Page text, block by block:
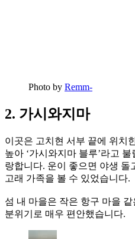
Photo by Remm-
2. 가시와지마
이곳은 고치현 서부 끝에 위치
높아 ‘가시와지마 블루’라고
랑합니다. 운이 좋으면 야생 돌
고래 가족을 볼 수 있었습니다.
섬 내 마을은 작은 항구 마을
분위기로 매우 편안했습니다.